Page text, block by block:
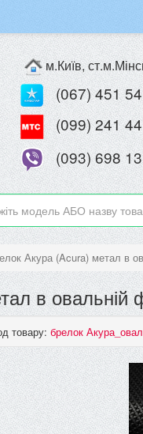
м.Київ,
(067) 451
(099) 241
(093) 698
Акура (Acura) метал в
в овальній
товару: брелок Акура_овал